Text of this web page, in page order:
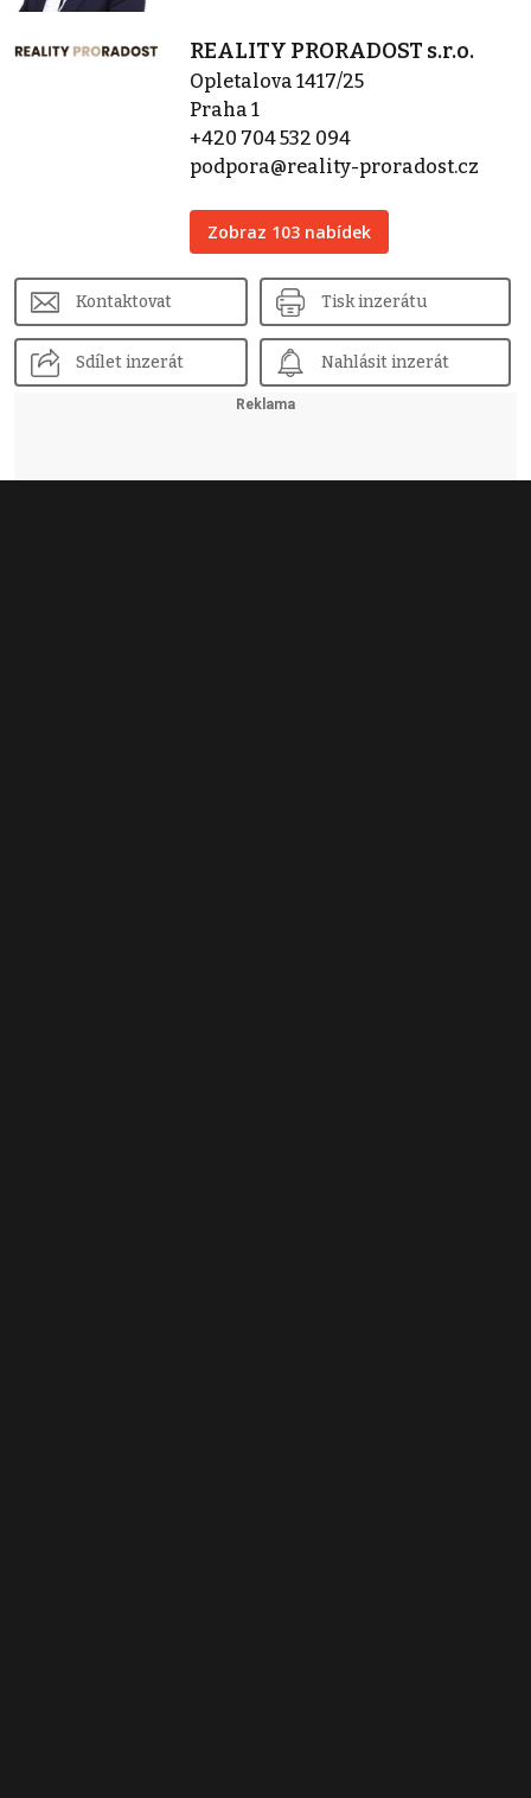
REALITY PRORADOST s.r.o.
Opletalova 1417/25
Praha 1
+420 704 532 094
podpora@reality-proradost.cz
Zobraz 103 nabídek
Kontaktovat Tisk inzerátu
Sdílet inzerát Nahlásit inzerát